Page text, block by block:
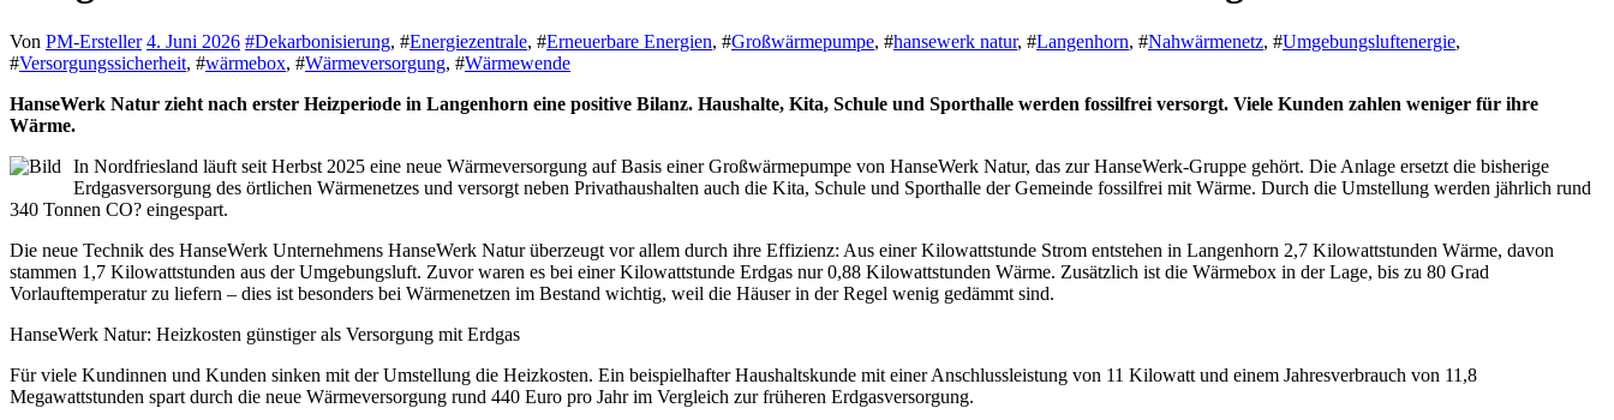
Von PM-Ersteller 4. Juni 2026 #Dekarbonisierung, #Energiezentrale, #Erneuerbare Energien, #Großwärmepumpe, #hansewerk natur, #Langenhorn, #Nahwärmenetz, #Umgebungsluftenergie,
#Versorgungssicherheit, #wärmebox, #Wärmeversorgung, #Wärmewende
HanseWerk Natur zieht nach erster Heizperiode in Langenhorn eine positive Bilanz. Haushalte, Kita, Schule und Sporthalle werden fossilfrei versorgt. Viele Kunden zahlen weniger für ihre
Wärme.
In Nordfriesland läuft seit Herbst 2025 eine neue Wärmeversorgung auf Basis einer Großwärmepumpe von HanseWerk Natur, das zur HanseWerk-Gruppe gehört. Die Anlage ersetzt die bisherige
Erdgasversorgung des örtlichen Wärmenetzes und versorgt neben Privathaushalten auch die Kita, Schule und Sporthalle der Gemeinde fossilfrei mit Wärme. Durch die Umstellung werden jährlich rund
340 Tonnen CO? eingespart.
Die neue Technik des HanseWerk Unternehmens HanseWerk Natur überzeugt vor allem durch ihre Effizienz: Aus einer Kilowattstunde Strom entstehen in Langenhorn 2,7 Kilowattstunden Wärme, davon
stammen 1,7 Kilowattstunden aus der Umgebungsluft. Zuvor waren es bei einer Kilowattstunde Erdgas nur 0,88 Kilowattstunden Wärme. Zusätzlich ist die Wärmebox in der Lage, bis zu 80 Grad
Vorlauftemperatur zu liefern – dies ist besonders bei Wärmenetzen im Bestand wichtig, weil die Häuser in der Regel wenig gedämmt sind.
HanseWerk Natur: Heizkosten günstiger als Versorgung mit Erdgas
Für viele Kundinnen und Kunden sinken mit der Umstellung die Heizkosten. Ein beispielhafter Haushaltskunde mit einer Anschlussleistung von 11 Kilowatt und einem Jahresverbrauch von 11,8
Megawattstunden spart durch die neue Wärmeversorgung rund 440 Euro pro Jahr im Vergleich zur früheren Erdgasversorgung.